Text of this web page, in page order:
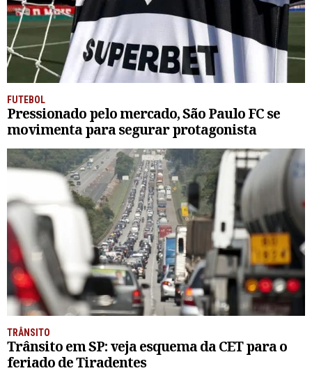
FUTEBOL
Pressionado pelo mercado, São Paulo FC se
movimenta para segurar protagonista
TRÂNSITO
Trânsito em SP: veja esquema da CET para o
feriado de Tiradentes